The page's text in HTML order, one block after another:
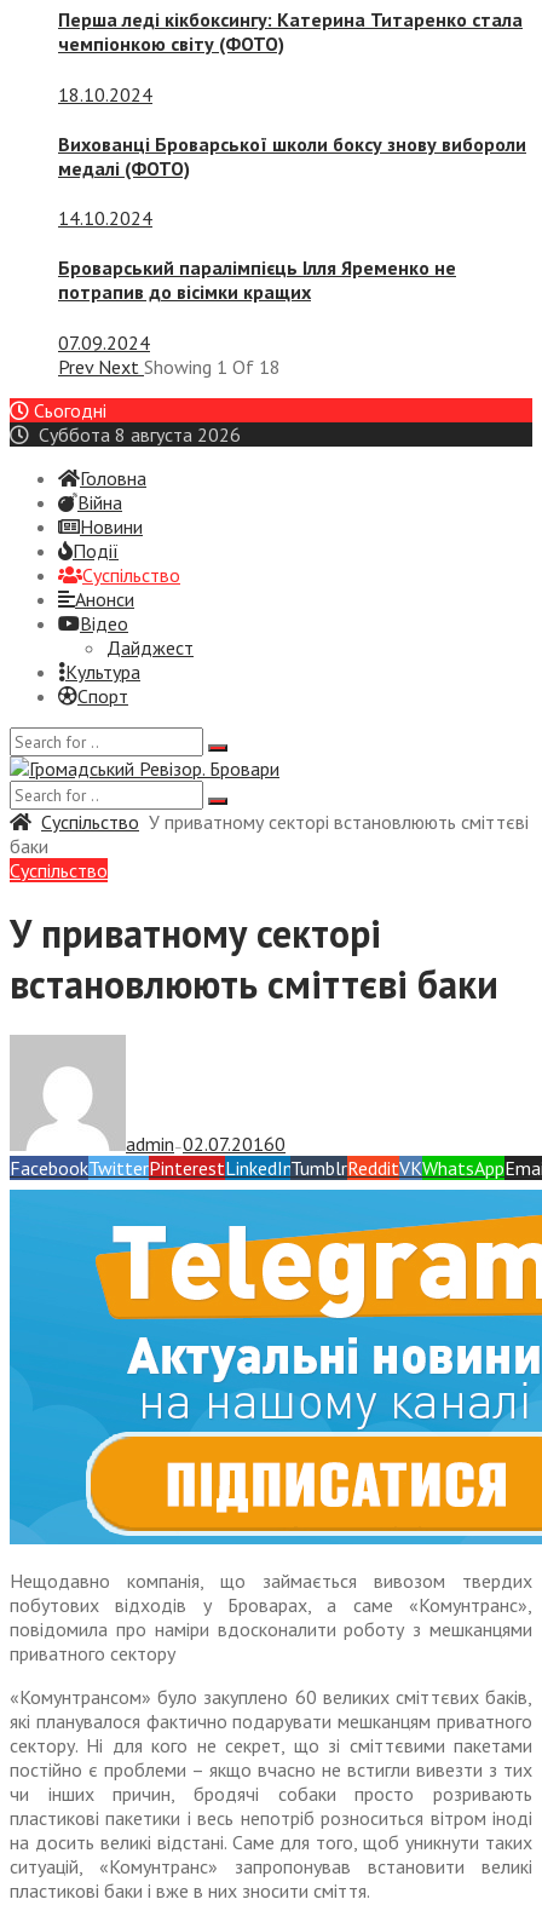
Перша леді кікбоксингу: Катерина Титаренко стала
чемпіонкою світу (ФОТО)
18.10.2024
Вихованці Броварської школи боксу знову вибороли
медалі (ФОТО)
14.10.2024
Броварський паралімпієць Ілля Яременко не
потрапив до вісімки кращих
07.09.2024
Prev Next Showing 1 Of 18
Сьогодні
Суббота 8 августа 2026
Головна
Війна
Новини
Події
Суспiльство
Анонси
Відео
Дайджест
Культура
Спорт
Суспiльство У приватному секторі встановлюють сміттєві
баки
Суспiльство
У приватному секторі
встановлюють сміттєві баки
admin —02.07.20160
FacebookTwitterPinterestLinkedInTumblrRedditVKWhatsApp
Нещодавно компанія, що займається вивозом твердих
побутових відходів у Броварах, а саме «Комунтранс»,
повідомила про наміри вдосконалити роботу з мешканцями
приватного сектору
«Комунтрансом» було закуплено 60 великих сміттєвих баків,
які планувалося фактично подарувати мешканцям приватного
сектору. Ні для кого не секрет, що зі сміттєвими пакетами
постійно є проблеми – якщо вчасно не встигли вивезти з тих
чи інших причин, бродячі собаки просто розривають
пластикові пакетики і весь непотріб розноситься вітром іноді
на досить великі відстані. Саме для того, щоб уникнути таких
ситуацій, «Комунтранс» запропонував встановити великі
пластикові баки і вже в них зносити сміття.